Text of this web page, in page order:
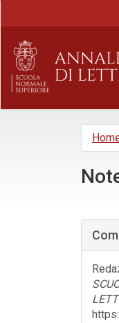
principale
Barra
laterale